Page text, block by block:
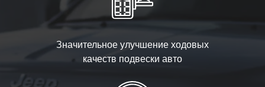
Значительное улучшение ходовых
качеств подвески авто